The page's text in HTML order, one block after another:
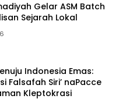
Gelar ASM Batch
Sejarah Lokal
Indonesia Emas:
Falsafah Siri’ naPacce
Kleptokrasi